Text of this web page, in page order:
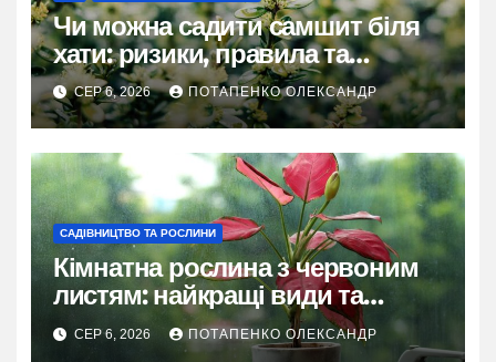
Чи можна садити самшит біля
хати: ризики, правила та
практичні рішення
СЕР 6, 2026 ПОТАПЕНКО ОЛЕКСАНДР
САДІВНИЦТВО ТА РОСЛИНИ
Кімнатна рослина з червоним
листям: найкращі види та
секрети догляду
СЕР 6, 2026 ПОТАПЕНКО ОЛЕКСАНДР